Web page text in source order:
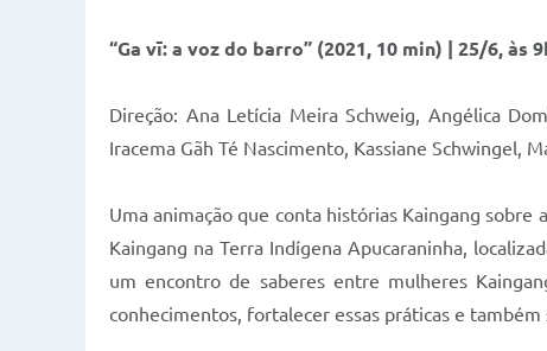
“Ga vī: a voz do barro” (2021, 10 min) | 25/6, às
Direção: Ana Letícia Meira Schweig, Angélica
Iracema Gãh Té Nascimento, Kassiane Schwingel,
Uma animação que conta histórias Kaingang
Kaingang na Terra Indígena Apucaraninha,
um encontro de saberes entre mulheres
conhecimentos, fortalecer essas práticas e